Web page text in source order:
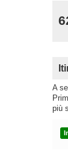
A
più